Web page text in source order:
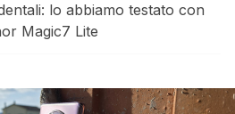
lo abbiamo testato con
Magic7 Lite